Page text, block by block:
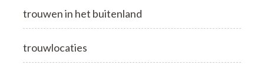
trouwen in het buitenland
trouwlocaties